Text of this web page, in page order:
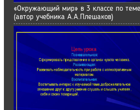
«Окружающий мир» в 3 классе по
(автор учебника А.А.Плешаков)